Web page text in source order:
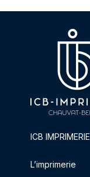
ICB IMPRIMERIE
L’imprimerie